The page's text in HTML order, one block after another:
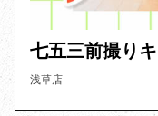
七五三前撮り
浅草店